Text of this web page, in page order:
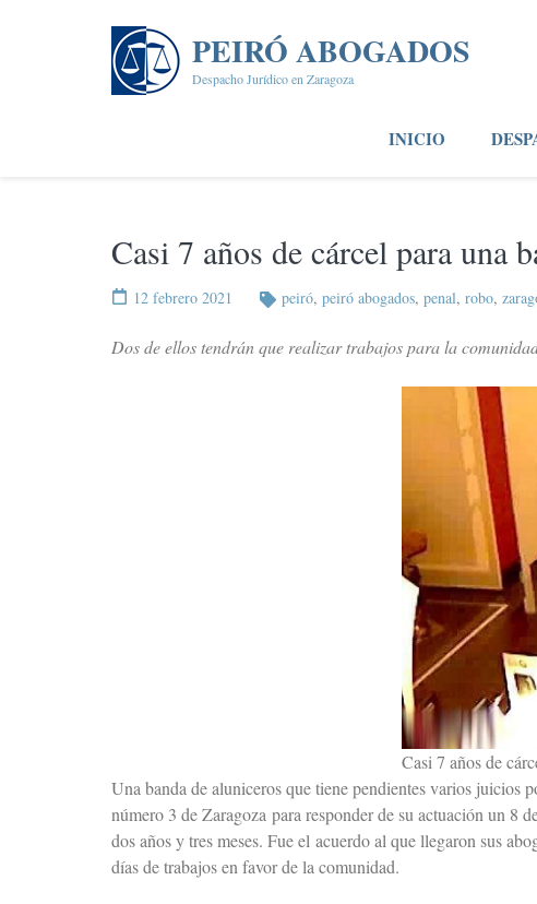
PEIRÓ ABOGADOS
Despacho Jurídico en Zaragoza
INICIO
Casi 7 años de cárcel para una
12 febrero 2021 peiró, peiró abogados, penal, robo,
Dos de ellos tendrán que realizar trabajos para la
Casi 7 años de
Una banda de aluniceros que tiene pendientes varios juicios
número 3 de Zaragoza para responder de su actuación un 8
dos años y tres meses. Fue el acuerdo al que llegaron sus
días de trabajos en favor de la comunidad.